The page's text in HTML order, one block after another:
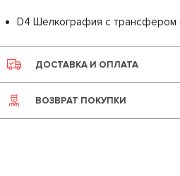
D4 Шелкография с трансфером
ДОСТАВКА И ОПЛАТА
ВОЗВРАТ ПОКУПКИ